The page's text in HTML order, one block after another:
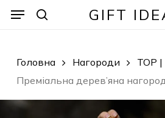
GIFT
Menu
Головна Нагороди
TOP
Преміальна дерев’яна
Menu